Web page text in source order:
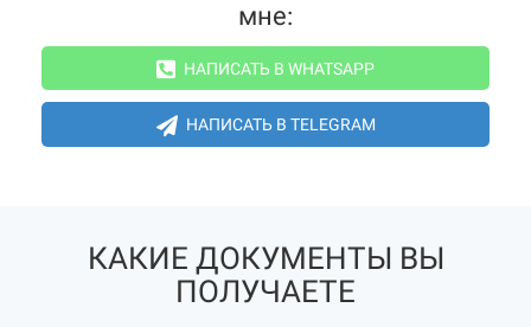
мне:
НАПИСАТЬ В WHATSAPP
НАПИСАТЬ В TELEGRAM
КАКИЕ ДОКУМЕНТЫ ВЫ
ПОЛУЧАЕТЕ